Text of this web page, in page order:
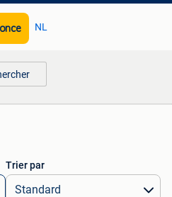
NL
Trier par